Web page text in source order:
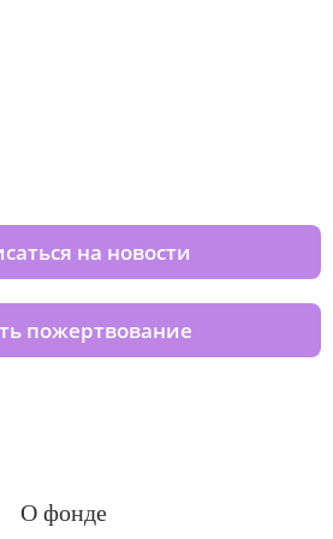
на новости
пожертвование
О фонде